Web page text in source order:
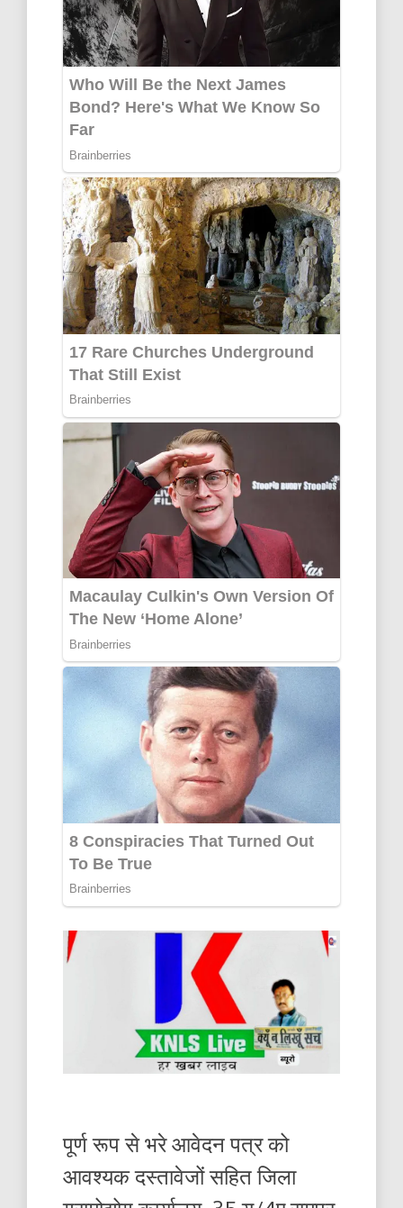
पूर्ण रूप से भरे आवेदन पत्र को
आवश्यक दस्तावेजों सहित जिला